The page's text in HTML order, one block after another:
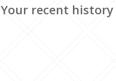
Your recent history